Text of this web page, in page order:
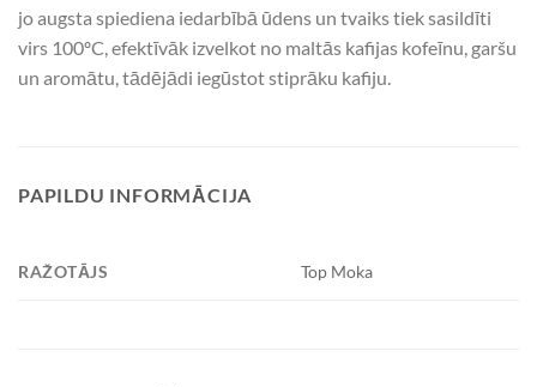
jo augsta spiediena iedarbībā ūdens un tvaiks tiek sasildīti
virs 100ºC, efektīvāk izvelkot no maltās kafijas kofeīnu, garšu
un aromātu, tādējādi iegūstot stiprāku kafiju.
PAPILDU INFORMĀCIJA
RAŽOTĀJS Top Moka